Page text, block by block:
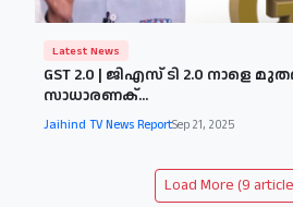
Latest News
GST 2.0 | ജിഎസ് ടി 2.0 നാളെ
സാധാരണക്...
Jaihind TV News ReportSep 21, 2025
Load More (9